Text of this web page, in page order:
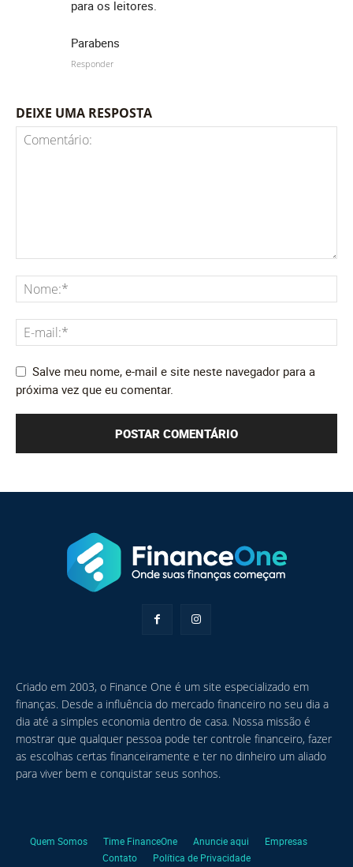
para os leitores.
Parabens
Responder
DEIXE UMA RESPOSTA
Salve meu nome, e-mail e site neste navegador para a
próxima vez que eu comentar.
Criado em 2003, o Finance One é um site especializado em
finanças. Desde a influência do mercado financeiro no seu dia a
dia até a simples economia dentro de casa. Nossa missão é
mostrar que qualquer pessoa pode ter controle financeiro, fazer
as escolhas certas financeiramente e ter no dinheiro um aliado
para viver bem e conquistar seus sonhos.
Quem Somos Time FinanceOne Anuncie aqui
Empresas
Contato
Política de Privacidade